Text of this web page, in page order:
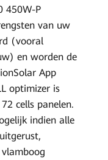
450W-P
van uw
(vooral
en worden de
App
optimizer is
cells panelen.
indien alle